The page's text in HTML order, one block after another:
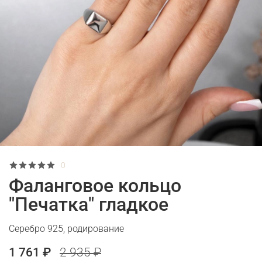
0
Фаланговое кольцо
"Печатка" гладкое
Серебро 925, родирование
1 761 ₽ 2 935 ₽